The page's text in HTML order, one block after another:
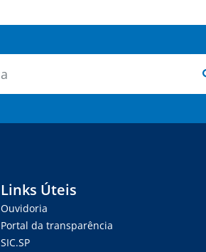
Links Úteis
Ouvidoria
Portal da transparência
SIC.SP